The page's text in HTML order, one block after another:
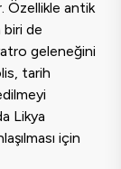
Özellikle antik
biri de
geleneğini
tarih
Likya
için